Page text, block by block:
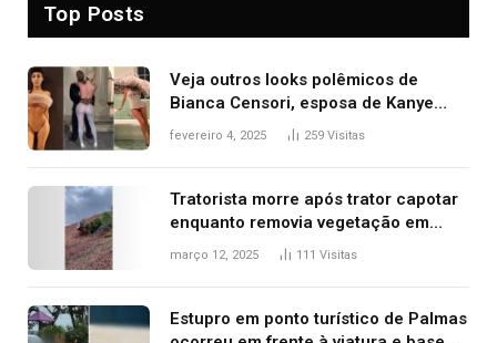
Top Posts
Veja outros looks polêmicos de
Bianca Censori, esposa de Kanye
West que apareceu nua no Grammy
fevereiro 4, 2025 259 Visitas
Tratorista morre após trator capotar
enquanto removia vegetação em
ribanceira de rodovia
março 12, 2025 111 Visitas
Estupro em ponto turístico de Palmas